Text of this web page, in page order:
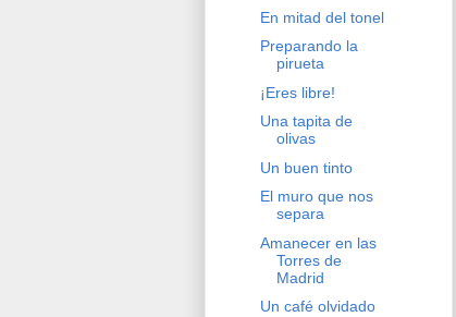
En mitad del tonel
Preparando la
pirueta
¡Eres libre!
Una tapita de
olivas
Un buen tinto
El muro que nos
separa
Amanecer en las
Torres de
Madrid
Un café olvidado